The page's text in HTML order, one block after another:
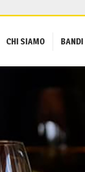
CHI SIAMO BANDI